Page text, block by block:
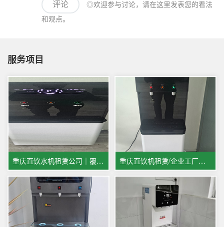
评论
◎欢迎参与讨论，请在这里发表您的看法
和观点。
服务项目
重庆直饮水机租赁公司｜覆盖贵阳成都宜宾多城市商用饮水服务 重庆直饮机租赁/企业工厂办公室优选